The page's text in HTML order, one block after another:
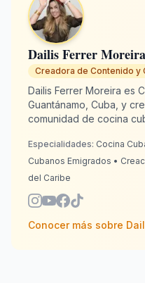
Dailis Ferrer Moreira
Creadora de Contenido y
Dailis Ferrer Moreira es
Guantánamo, Cuba, y
comunidad de cocina
España, donde reside
mantener viva la
emigrados alrededor del
creatividad para que
digital: donde la
Especialidades: Cocina
Cubanos Emigrados •
del Caribe
Conocer más sobre